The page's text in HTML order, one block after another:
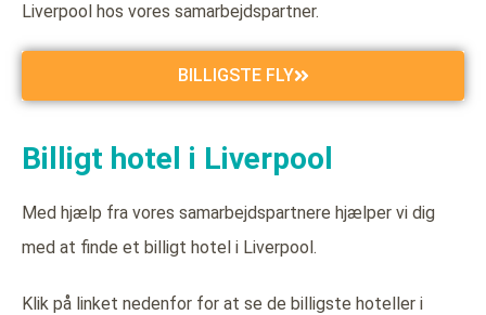
Liverpool hos vores samarbejdspartner.
BILLIGSTE FLY
Billigt hotel i Liverpool
Med hjælp fra vores samarbejdspartnere hjælper vi dig
med at finde et billigt hotel i Liverpool.
Klik på linket nedenfor for at se de billigste hoteller i